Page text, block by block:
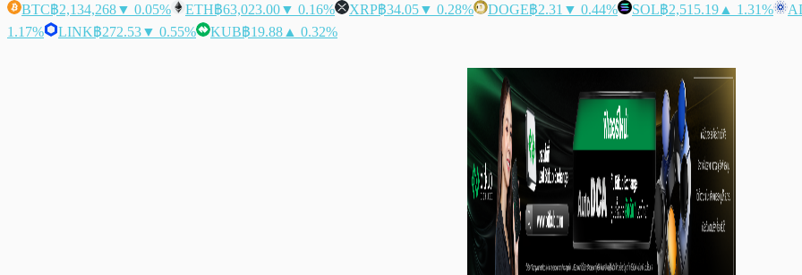
BTC฿2,134,268▼ 0.05% ETH฿63,023.00▼ 0.16% XRP฿34.05▼ 0.28% DOGE฿2.31 ▼ 0.44% SOL฿2,515.19 ▲ 1.31%
1.17%
LINK฿272.53▼ 0.55% KUB฿19.88 ▲ 0.32%